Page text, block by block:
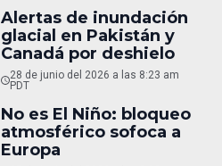
Alertas de inundación
glacial en Pakistán y
Canadá por deshielo
28 de junio del 2026 a las 8:23 am
PDT
No es El Niño: bloqueo
atmosférico sofoca a
Europa